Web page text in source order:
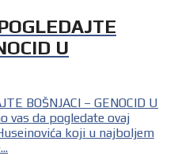
U
BOŠNJACI – GENOCID U
vas da pogledate ovaj
koji u najboljem